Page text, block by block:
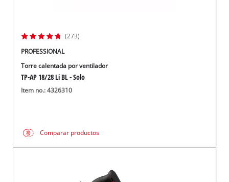
(273)
PROFESSIONAL
Torre calentada por ventilador
TP-AP 18/28 Li BL - Solo
Item no.: 4326310
Comparar productos